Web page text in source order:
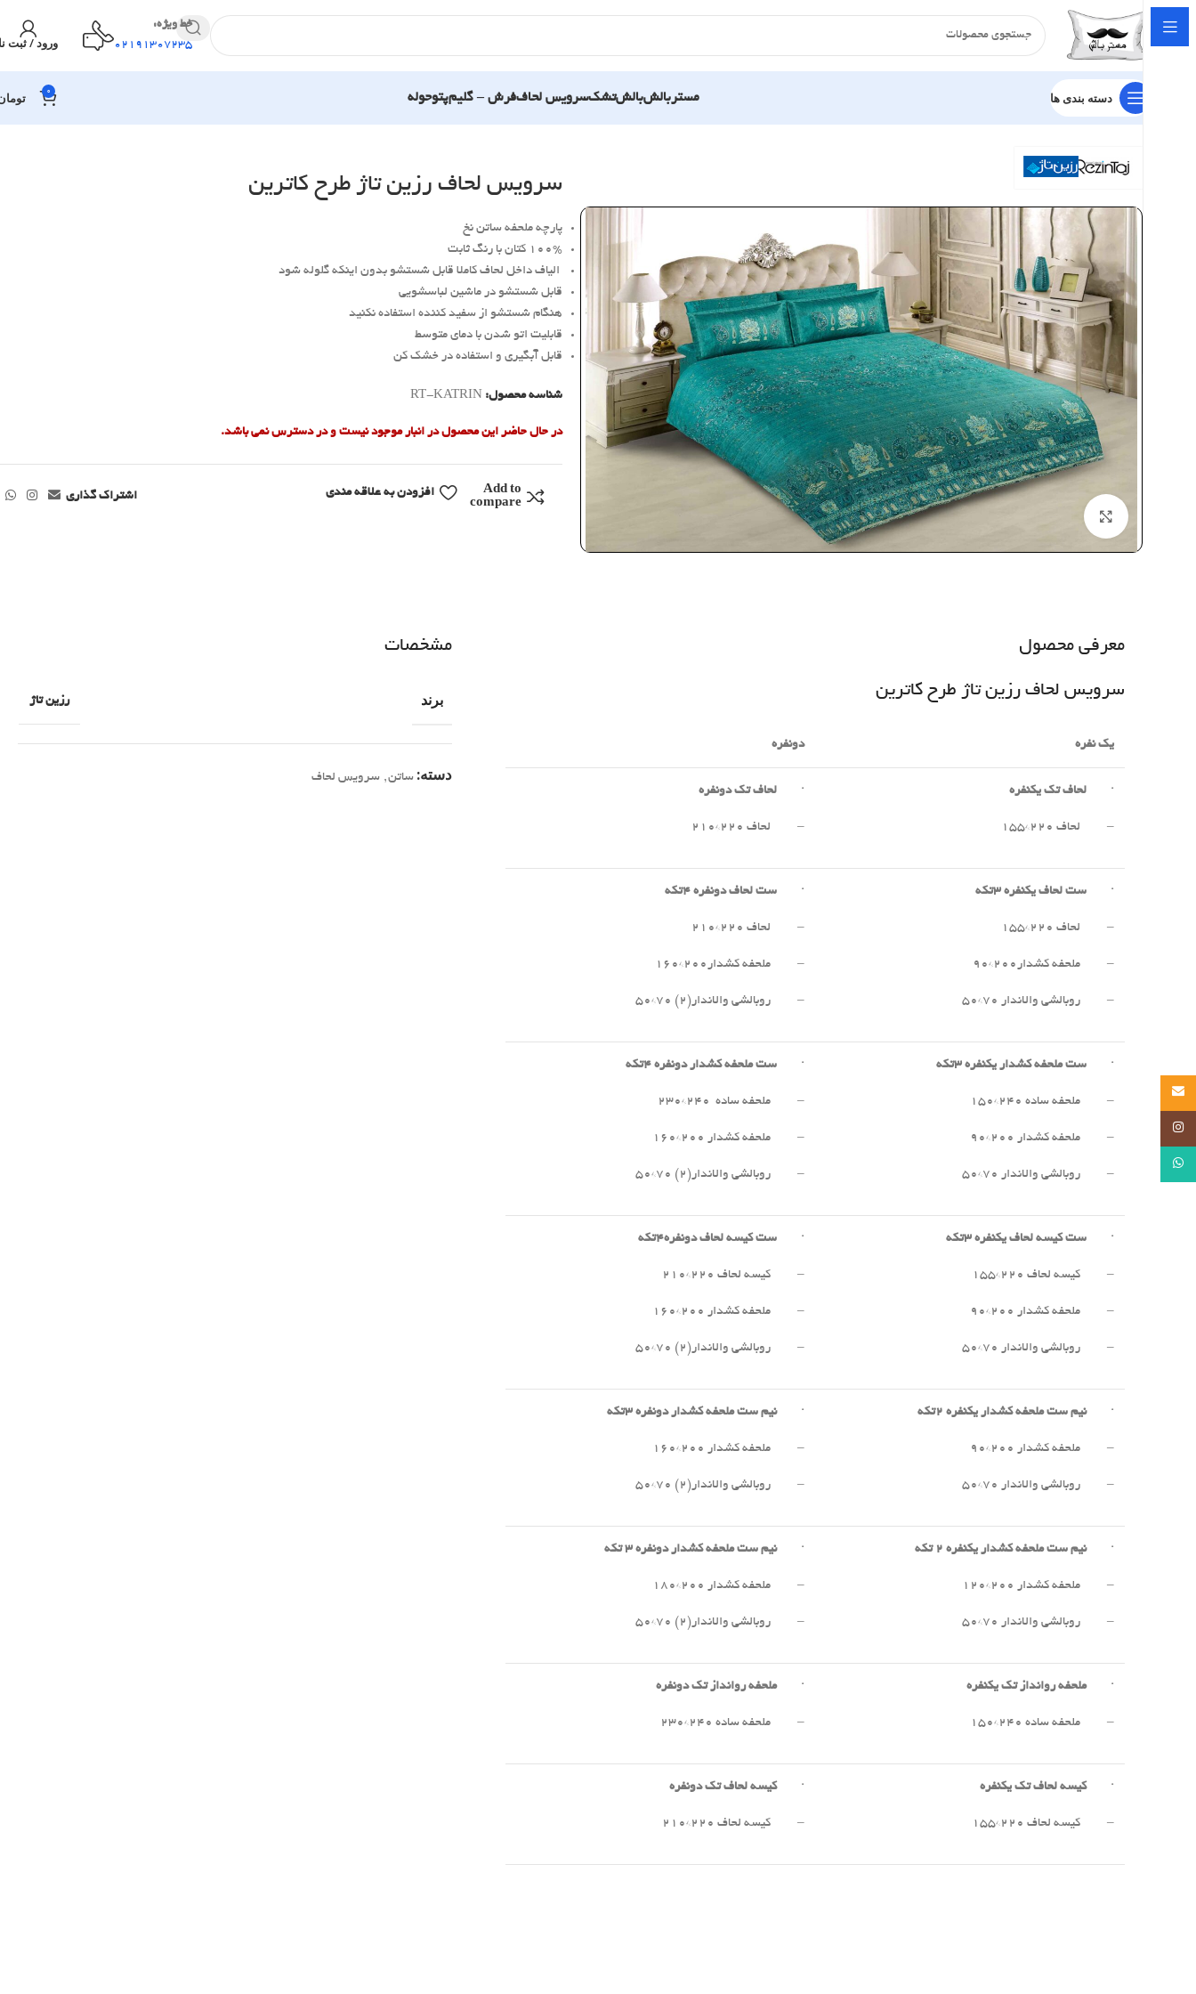
خط ویژه:
02191307235
ورود / ثبت
دسته بندی ها مستربالشبالشتشکسرویس لحاففرش – گلیمپتوحوله 0
خانه سرویس لحاف
سرویس لحاف رزین تاژ طرح کاترین
پارچه ملحفه ساتن نخ
100% کتان با رنگ ثابت
الیاف داخل لحاف کاملا قابل شستشو بدون اینکه گلوله شود
قابل شستشو در ماشین لباسشویی
هنگام شستشو از سفید کننده استفاده نکنید
قابلیت اتو شدن با دمای متوسط
قابل آبگیری و استفاده در خشک کن
شناسه محصول: RT-KATRIN
در حال حاضر این محصول در انبار موجود نیست و در دسترس نمی باشد.
Add to
compare
افزودن به علاقه مندی اشتراک گذاری
معرفی محصول
سرویس لحاف رزین تاژ طرح کاترین
یک نفره دونفره
· لحاف تک یکنفره
– لحاف ۲۲۰*۱۵۵
· لحاف تک دونفره
– لحاف ۲۲۰*۲۱۰
· ست لحاف یکنفره ۳تکه
– لحاف ۲۲۰*۱۵۵
– ملحفه کشدار۲۰۰*۹۰
– روبالشی والاندار ۷۰*۵۰
· ست لحاف دونفره ۴تکه
– لحاف ۲۲۰*۲۱۰
– ملحفه کشدار۲۰۰*۱۶۰
– روبالشی والاندار(۲) ۷۰*۵۰
· ست ملحفه کشدار یکنفره ۳تکه
– ملحفه ساده ۲۴۰*۱۵۰
– ملحفه کشدار ۲۰۰*۹۰
– روبالشی والاندار ۷۰*۵۰
· ست ملحفه کشدار دونفره ۴تکه
– ملحفه ساده ۲۴۰*۲۳۰
– ملحفه کشدار ۲۰۰*۱۶۰
– روبالشی والاندار(۲) ۷۰*۵۰
· ست کیسه لحاف یکنفره ۳تکه
– کیسه لحاف ۲۲۰*۱۵۵
– ملحفه کشدار ۲۰۰*۹۰
– روبالشی والاندار ۷۰*۵۰
· ست کیسه لحاف دونفره۴تکه
– کیسه لحاف ۲۲۰*۲۱۰
– ملحفه کشدار ۲۰۰*۱۶۰
– روبالشی والاندار(۲) ۷۰*۵۰
·نیم ست ملحفه کشدار یکنفره ۲تکه
– ملحفه کشدار ۲۰۰*۹۰
– روبالشی والاندار ۷۰*۵۰
·نیم ست ملحفه کشدار دونفره ۳تکه
– ملحفه کشدار ۲۰۰*۱۶۰
– روبالشی والاندار(۲) ۷۰*۵۰
·نیم ست ملحفه کشدار یکنفره ۲ تکه
– ملحفه کشدار ۲۰۰*۱۲۰
– روبالشی والاندار ۷۰*۵۰
·نیم ست ملحفه کشدار دونفره ۳تکه
– ملحفه کشدار ۲۰۰*۱۸۰
– روبالشی والاندار(۲) ۷۰*۵۰
·ملحفه روانداز تک یکنفره
– ملحفه ساده ۲۴۰*۱۵۰
·ملحفه روانداز تک دونفره
– ملحفه ساده ۲۴۰*۲۳۰
·کیسه لحاف تک یکنفره
– کیسه لحاف ۲۲۰*۱۵۵
·کیسه لحاف تک دونفره
– کیسه لحاف ۲۲۰*۲۱۰
مشخصات
برند رزین تاژ
دسته: ساتن, سرویس لحاف